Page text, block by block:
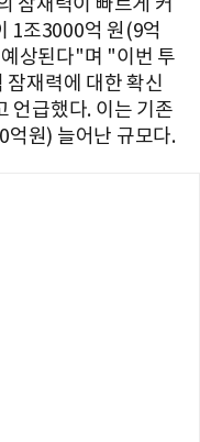
1조3000억 원(9억
상된다"며 "이번 투
잠재력에 대한 확신
언급했다. 이는 기존
억원) 늘어난 규모다.